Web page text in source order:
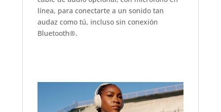
línea, para conectarte a un sonido tan
audaz como tú, incluso sin conexión
Bluetooth®.